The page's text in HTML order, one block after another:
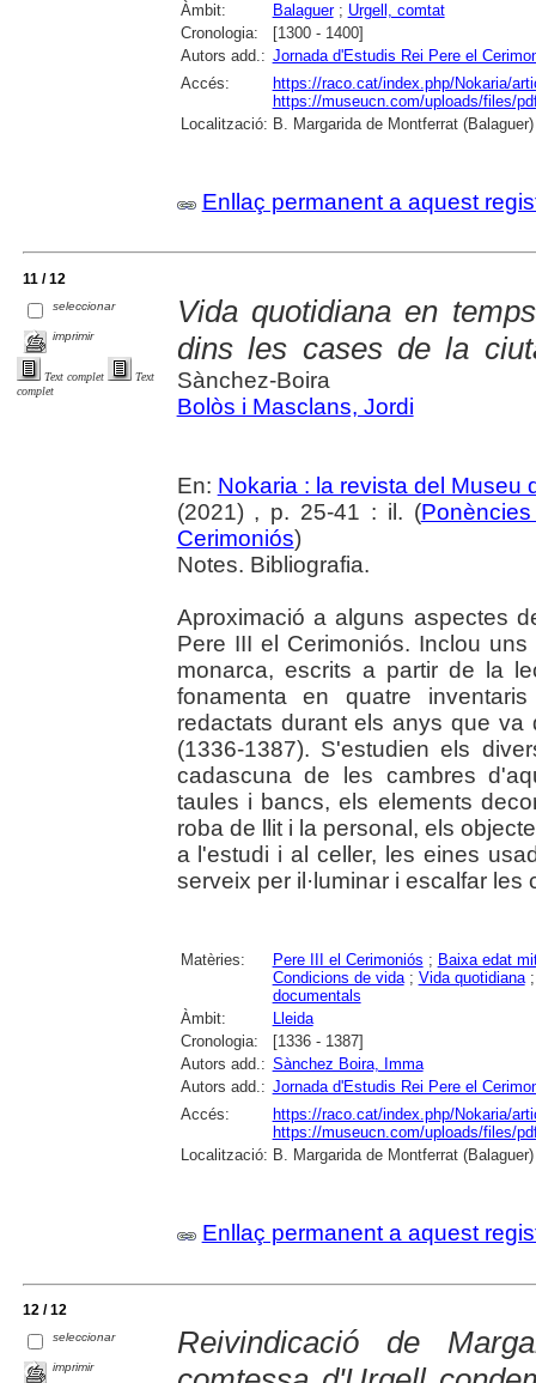
Àmbit:
Balaguer; Urgell, comtat
Cronologia:
[1300 - 1400]
Autors add.: Jornada d'Estudis Rei Pere el
Accés:
https://raco.cat/index.php/Nokaria/
https://museucn.com/uploads/files/
Localització: B. Margarida de Montferrat (Balaguer)
Enllaç permanent a aquest
11 / 12
seleccionar
imprimir
Text complet
Text
complet
Vida quotidiana en
dins les cases de la
Sànchez-Boira
Bolòs i Masclans, Jordi
En: Nokaria : la revista del Museu
(2021) , p. 25-41 : il. (
Cerimoniós)
Notes. Bibliografia.
Aproximació a alguns aspectes
Pere III el Cerimoniós. Inclou
monarca, escrits a partir de la
fonamenta en quatre
redactats durant els anys que
(1336-1387). S'estudien els
cadascuna de les cambres
taules i bancs, els elements
roba de llit i la personal, els
a l'estudi i al celler, les eines
serveix per il·luminar i escalfar les
Matèries: Pere III el Cerimoniós ; Baixa edat
Condicions de vida; Vida quotidiana
documentals
Àmbit:
Lleida
Cronologia:
[1336 - 1387]
Autors add.: Sànchez Boira, Imma
Autors add.: Jornada d'Estudis Rei Pere el
Accés:
https://raco.cat/index.php/Nokaria/
https://museucn.com/uploads/files/
Localització: B. Margarida de Montferrat (Balaguer)
Enllaç permanent a aquest
12 / 12
seleccionar
imprimir
Reivindicació de